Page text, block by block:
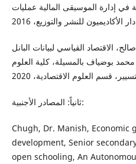
إدارة الموسيقى المالية عمليات
الاقتصاد القياسي لبيانات البانل
بوضياف بالمسيلة، كلية العلوم
ثانياً: المصادر الأجنبية:
Chugh, Dr. Manish, Economic
development, Senior
open schooling, An